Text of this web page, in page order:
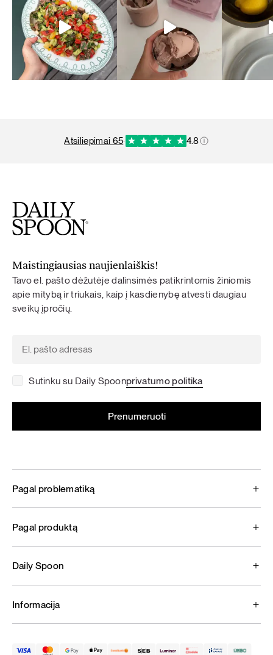
atsiliepimai 65· 4.8
Maistingiausias naujienlaiškis!
Tavo el. pašto dėžutėje dalinsimės patikrintomis žiniomis
apie mitybą ir triukais, kaip į kasdienybę atvesti daugiau
sveikų įpročių.
Sutinku su Daily Spoonprivatumo politika
Pagal problematiką
Pagal produktą
Daily Spoon
Informacija